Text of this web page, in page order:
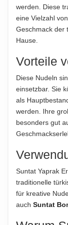
Salz
Produktverpackung;
Türkei
übernommen...
400g
450g
Suntat Gıda
IMPORTEUR
Suntat GmbH,
Deutschland
werden. Diese
eine Vielzahl
Geschmack der
Hause.
Vorteile
Diese Nudeln
einsetzbar. Sie
als
werden. Ihre
besonders gut
Suntat Yaprak
traditionelle
für kreative
auch Suntat